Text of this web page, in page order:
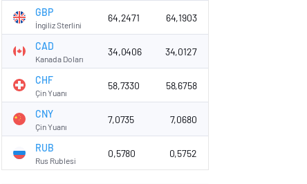
GBP
İngiliz Sterlini
64,2471 64,1903
CAD
Kanada Doları
34,0406 34,0127
CHF
Çin Yuanı
58,7330 58,6758
CNY
Çin Yuanı
7,0735 7,0680
RUB
Rus Rublesi
0,5780 0,5752